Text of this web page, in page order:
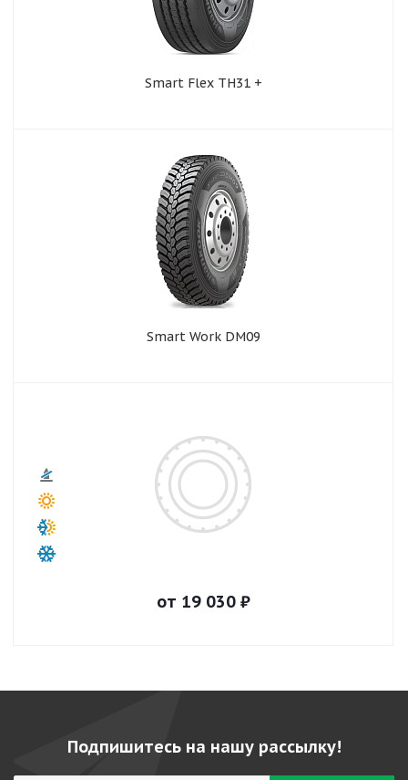
Smart Flex TH31 +
Smart Work DM09
от 19 030₽
Подпишитесь на нашу рассылку!